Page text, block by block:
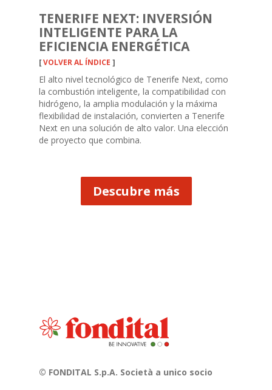
TENERIFE NEXT: INVERSIÓN
INTELIGENTE PARA LA
EFICIENCIA ENERGÉTICA
[VOLVER AL ÍNDICE ]
El alto nivel tecnológico de Tenerife Next, como
la combustión inteligente, la compatibilidad con
hidrógeno, la amplia modulación y la máxima
flexibilidad de instalación, convierten a Tenerife
Next en una solución de alto valor. Una elección
de proyecto que combina.
Descubre más
© FONDITAL S.p.A. Società a unico socio